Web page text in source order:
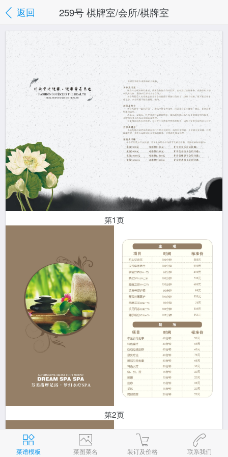
返回 259号 棋牌室/会所/棋牌室
菜谱模板 菜图菜名 装订及价格 联系我们
第1页
第2页